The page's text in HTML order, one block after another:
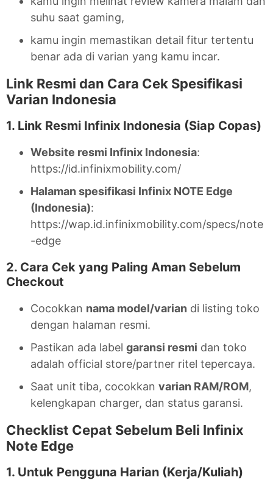
suhu saat gaming,
kamu ingin memastikan detail fitur tertentu
benar ada di varian yang kamu incar.
Link Resmi dan Cara Cek Spesifikasi
Varian Indonesia
1. Link Resmi Infinix Indonesia (Siap Copas)
Website resmi Infinix Indonesia:
https://id.infinixmobility.com/
Halaman spesifikasi Infinix NOTE Edge
(Indonesia):
https://wap.id.infinixmobility.com/specs/note
-edge
2. Cara Cek yang Paling Aman Sebelum
Checkout
Cocokkan nama model/varian di listing toko
dengan halaman resmi.
Pastikan ada label garansi resmi dan toko
adalah official store/partner ritel tepercaya.
Saat unit tiba, cocokkan varian RAM/ROM,
kelengkapan charger, dan status garansi.
Checklist Cepat Sebelum Beli Infinix
Note Edge
1. Untuk Pengguna Harian (Kerja/Kuliah)